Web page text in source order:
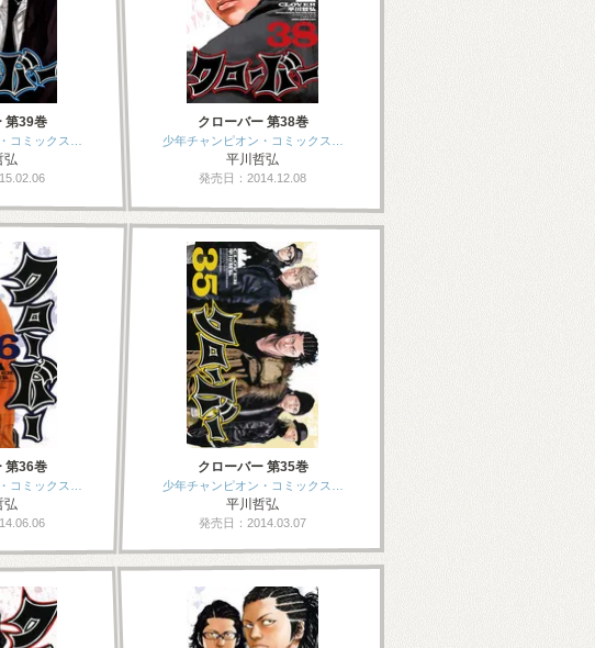
第39巻
コミックス…
弘
クローバー 第38巻
少年チャンピオン・コミックス…
平川哲弘
発売日：2014.12.08
第36巻
コミックス…
弘
クローバー 第35巻
少年チャンピオン・コミックス…
平川哲弘
発売日：2014.03.07